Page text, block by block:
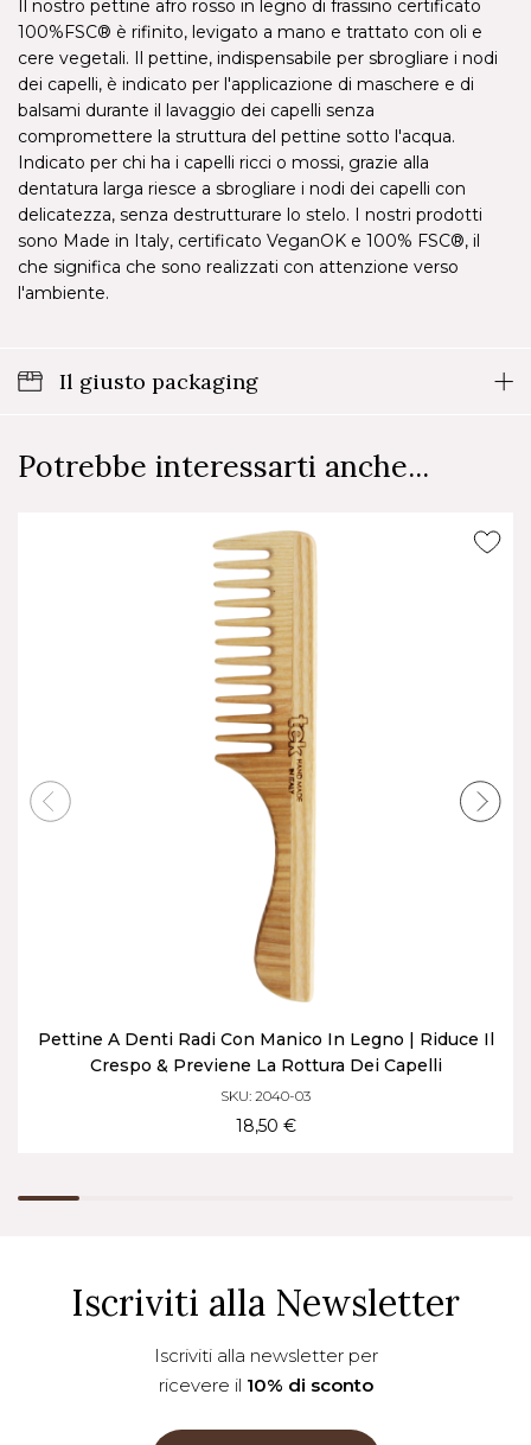
Il nostro pettine afro rosso in legno di frassino certificato
100%FSC® è rifinito, levigato a mano e trattato con oli e
cere vegetali. Il pettine, indispensabile per sbrogliare i nodi
dei capelli, è indicato per l'applicazione di maschere e di
balsami durante il lavaggio dei capelli senza
compromettere la struttura del pettine sotto l'acqua.
Indicato per chi ha i capelli ricci o mossi, grazie alla
dentatura larga riesce a sbrogliare i nodi dei capelli con
delicatezza, senza destrutturare lo stelo. I nostri prodotti
sono Made in Italy, certificato VeganOK e 100% FSC®, il
che significa che sono realizzati con attenzione verso
l'ambiente.
Il giusto packaging
Potrebbe interessarti anche...
Pettine A Denti Radi Con Manico In Legno | Riduce Il
Crespo & Previene La Rottura Dei Capelli
SKU: 2040-03
18,50 €
Iscriviti alla Newsletter
Iscriviti alla newsletter per
ricevere il 10% di sconto